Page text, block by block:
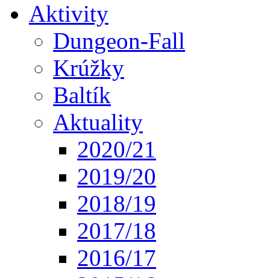
Aktivity
Dungeon-Fall
Krúžky
Baltík
Aktuality
2020/21
2019/20
2018/19
2017/18
2016/17